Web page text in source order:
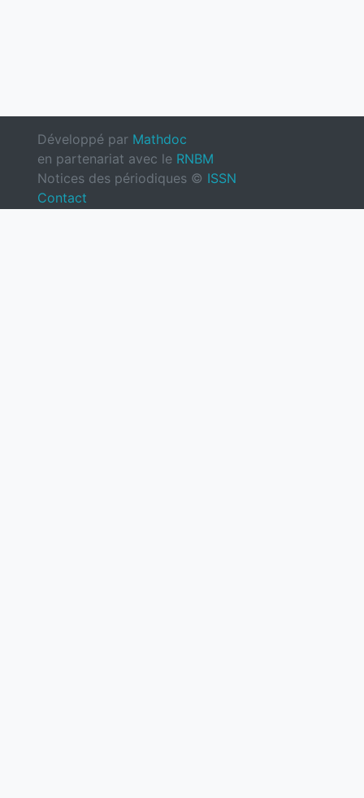
Développé par Mathdoc
en partenariat avec le RNBM
Notices des périodiques © ISSN
Contact